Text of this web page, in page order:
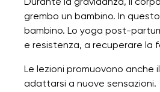
grembo un bambino. In
bambino. Lo yoga post-
e resistenza, a recuperare la
Le lezioni promuovono anche
adattarsi a nuove sensazioni.